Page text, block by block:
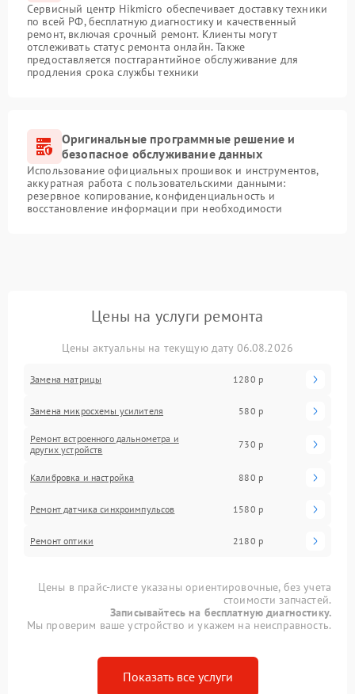
Сервисный центр Hikmicro обеспечивает доставку техники
по всей РФ, бесплатную диагностику и качественный
ремонт, включая срочный ремонт. Клиенты могут
отслеживать статус ремонта онлайн. Также
предоставляется постгарантийное обслуживание для
продления срока службы техники
Оригинальные программные решение и
безопасное обслуживание данных
Использование официальных прошивок и инструментов,
аккуратная работа с пользовательскими данными:
резервное копирование, конфиденциальность и
восстановление информации при необходимости
Цены на услуги ремонта
Цены актуальны на текущую дату 06.08.2026
Замена матрицы 1280 р
Замена микросхемы усилителя 580 р
Ремонт встроенного дальнометра и
других устройств
730 р
Калибровка и настройка 880 р
Ремонт датчика синхроимпульсов 1580 р
Ремонт оптики 2180 р
Цены в прайс-листе указаны ориентировочные, без учета
стоимости запчастей.
Записывайтесь на бесплатную диагностику.
Мы проверим ваше устройство и укажем на неисправность.
Показать все услуги